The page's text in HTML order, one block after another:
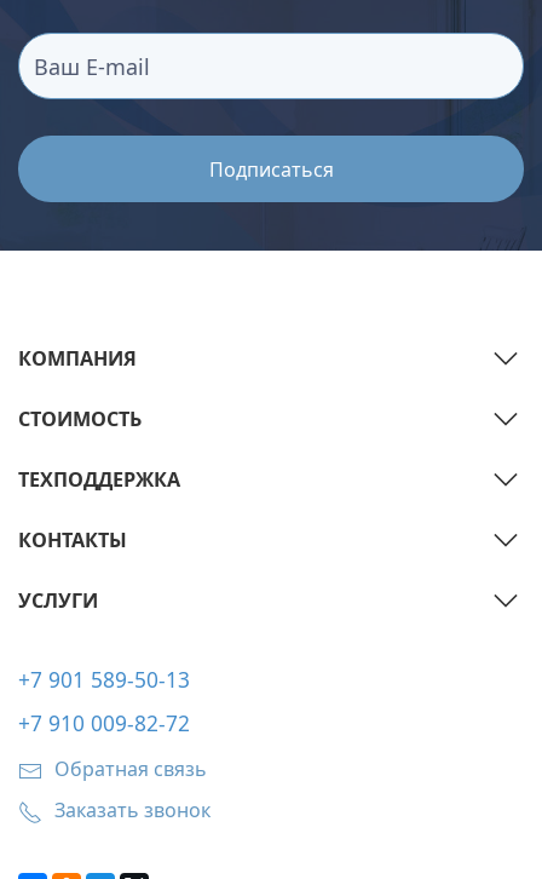
КОМПАНИЯ
СТОИМОСТЬ
ТЕХПОДДЕРЖКА
КОНТАКТЫ
УСЛУГИ
+7 901 589-50-13
+7 910 009-82-72
Обратная связь
Заказать звонок